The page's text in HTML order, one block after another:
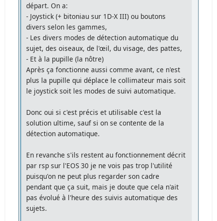
départ. On a:
- Joystick (+ bitoniau sur 1D-X III) ou boutons
divers selon les gammes,
- Les divers modes de détection automatique du
sujet, des oiseaux, de l'œil, du visage, des pattes,
- Et à la pupille (la nôtre)
Après ça fonctionne aussi comme avant, ce n'est
plus la pupille qui déplace le collimateur mais soit
le joystick soit les modes de suivi automatique.
Donc oui si c'est précis et utilisable c'est la
solution ultime, sauf si on se contente de la
détection automatique.
En revanche s'ils restent au fonctionnement décrit
par rsp sur l'EOS 30 je ne vois pas trop l'utilité
puisqu'on ne peut plus regarder son cadre
pendant que ça suit, mais je doute que cela n'ait
pas évolué à l'heure des suivis automatique des
sujets.